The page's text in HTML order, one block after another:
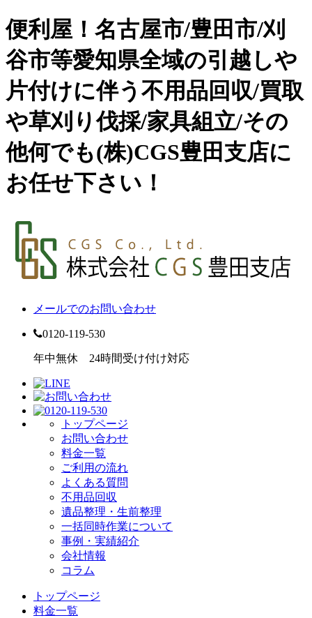
便利屋！名古屋市/豊田市/刈
谷市等愛知県全域の引越しや
片付けに伴う不用品回収/買取
や草刈り伐採/家具組立/その
他何でも(株)CGS豊田支店に
お任せ下さい！
メールでのお問い合わせ
0120-119-530
年中無休 24時間受け付け対応
トップページ
お問い合わせ
料金一覧
ご利用の流れ
よくある質問
不用品回収
遺品整理・生前整理
一括同時作業について
事例・実績紹介
会社情報
コラム
トップページ
料金一覧